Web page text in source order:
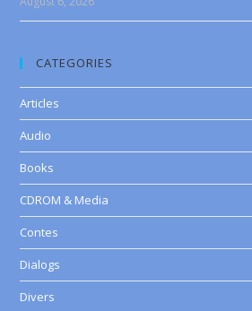
CATEGORIES
Articles
Audio
Books
CDROM & Media
Contes
Dialogs
Divers